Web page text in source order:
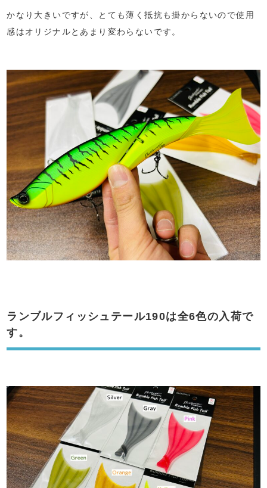
かなり大きいですが、とても薄く抵抗も掛からないので使用
感はオリジナルとあまり変わらないです。
ランブルフィッシュテール190は全6色の入荷で
す。